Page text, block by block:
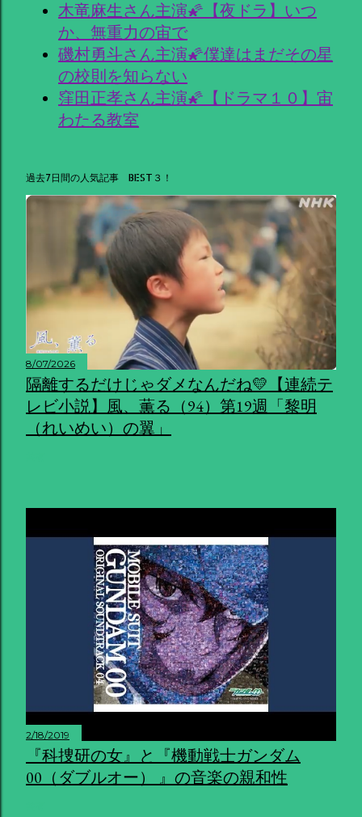
木竜麻生さん主演🌠【夜ドラ】いつ
か、無重力の宙で
磯村勇斗さん主演🌠僕達はまだその星
の校則を知らない
窪田正孝さん主演🌠【ドラマ１０】宙
わたる教室
過去7日間の人気記事 BEST３！
8/07/2026
隔離するだけじゃダメなんだね💛【連続テ
レビ小説】風、薫る（94）第19週「黎明
（れいめい）の翼」
2/18/2019
『科捜研の女』と『機動戦士ガンダム
00（ダブルオー） 』の音楽の親和性